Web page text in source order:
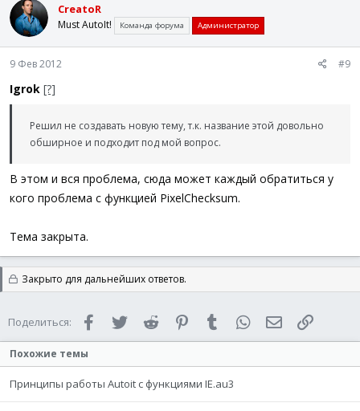
CreatoR
Must AutoIt! Команда форума Администратор
9 Фев 2012 #9
Igrok [?]
Решил не создавать новую тему, т.к. название этой довольно
обширное и подходит под мой вопрос.
В этом и вся проблема, сюда может каждый обратиться у
кого проблема с функцией PixelChecksum.
Тема закрыта.
Закрыто для дальнейших ответов.
Поделиться: FacebookTwitter Reddit PinterestTumblr WhatsAppЭлектронная
Похожие темы
Принципы работы Autoit с функциями IE.au3